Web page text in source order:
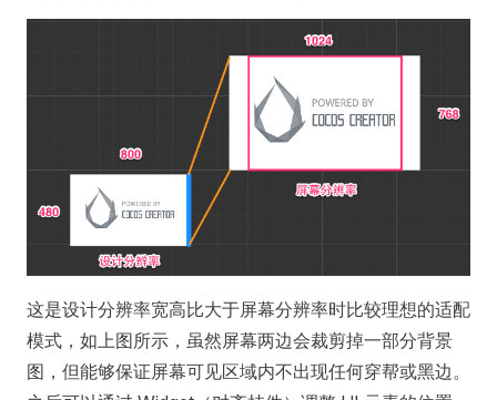
这是设计分辨率宽高比大于屏幕分辨率时比较理想的适配
模式，如上图所示，虽然屏幕两边会裁剪掉一部分背景
图，但能够保证屏幕可见区域内不出现任何穿帮或黑边。